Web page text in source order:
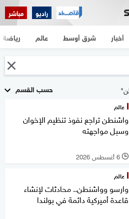
راديو مباشر
أخبار شرق أوسط عالم رياضة
حسب القسم
عالم
واشنطن تراجع نفوذ تنظيم الإخوان
وسبل مواجهته
l 6 أغسطس 2026
عالم
وارسو وواشنطن.. محادثات لإنشاء
قاعدة أميركية دائمة في بولندا